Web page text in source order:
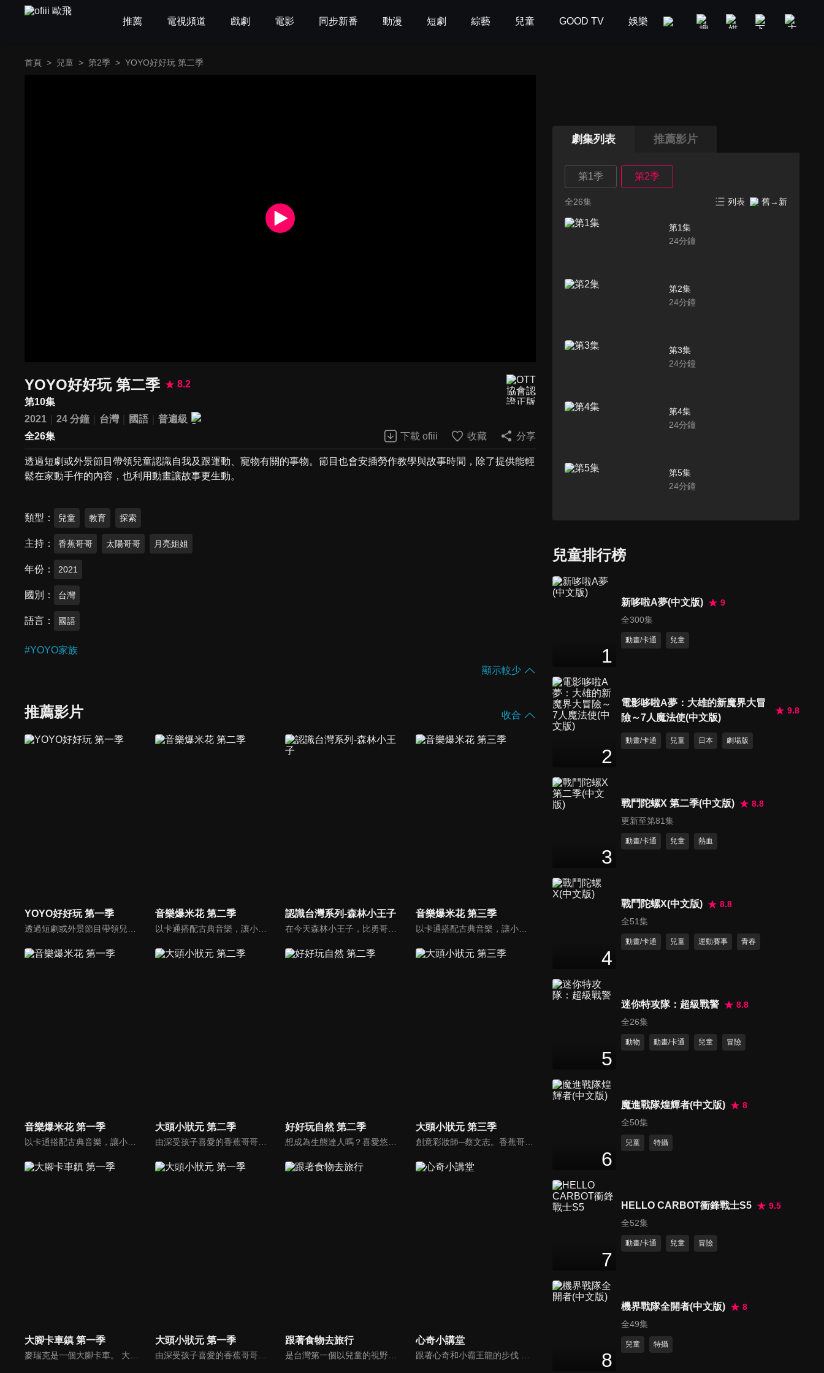
推薦 電視頻道 戲劇 電影 同步新番 動漫 短劇 綜藝 兒童 GOOD TV 娛樂 美食旅遊 新聞政論
首頁 > 兒童 > 第2季 > YOYO好好玩 第二季
YOYO好好玩 第二季
8.2
第10集
2021
24 分鐘 台灣 國語
普遍級
全26集
下載 ofiii 收藏 分享
透過短劇或外景節目帶領兒童認識自我及跟運動、寵物有關的事物。節目也會安插勞作教學與故事時間，除了提供能輕
鬆在家動手作的內容，也利用動畫讓故事更生動。
類型 兒童 教育 探索
主持 香蕉哥哥 太陽哥哥 月亮姐姐
年份 2021
國別 台灣
語言 國語
#YOYO家族
顯示較少
推薦影片 收合
YOYO好好玩 第一季 音樂爆米花 第二季
以卡通搭配古典音樂，讓小朋友感受古典音樂的故事與氛圍，進而促進對於古典音樂的愛好與欣賞。樂器認識：由西瓜哥哥與草莓姊姊帶小朋友認識不同樂器的形狀與樂聲。
認識台灣系列-森林小王子 音樂爆米花 第三季
以卡通搭配古典音樂，讓小朋友感受古典音樂的故事與氛圍，進而促進對於古典音樂的愛好與欣賞。樂器認識：由西瓜哥哥與草莓姊姊帶小朋友認識不同樂器的形狀與樂聲。
音樂爆米花 第一季 大頭小狀元 第二季
由深受孩子喜愛的香蕉哥哥林掄元遍訪全台，帶領小朋友認識台灣各地的技藝達人，介紹日常生活中息息相關的行業。
好好玩自然 第二季 大頭小狀元 第三季
創意彩妝師─蔡文志。香蕉哥哥扮演成一個老婆婆，大頭嚇了一跳，於是香蕉哥哥介紹了化妝師─Tommy給大頭認識。Tommy帶香蕉哥哥、大頭一起參觀Tommy幫學生上課的情形，Tommy和香蕉哥哥舉行創意彩妝PK賽。
大腳卡車鎮 第一季
麥瑞克是一個大腳卡車。 大腳卡車城的居民們都可以尋求他的説明。 但是，他幾乎沒法一個人解決所有的問題。 幸運的是，他有很多朋友會説明他！ 大腳卡車們在這個豐富的卡車城裡過著幸福的生活，這裡也經常有一些讓人激動的事情發生。
大頭小狀元 第一季
由深受孩子喜愛的香蕉哥哥林掄元遍訪全台，帶領小朋友認識台灣各地的技藝達人，介紹日常生活中息息相關的行業。
跟著食物去旅行
是台灣第一個以兒童的視野，帶領大家到食材的產地，了解食材生長的過程，以及農夫種植、養殖的辛苦，深具教育意義節目。透過長達三個月至半年的產地體驗，從一顆種子變成一桌子的菜，讓孩子更能深刻體會到生命的歷程，對食物營養、食品安全的認識，以及食文化的傳承、與環境的調和、對食物的感恩之心。
心奇小講堂
跟著心奇和小霸王龍的步伐 ，一起遊戲、 一起成長、 一起學習。
劇集列表 推薦影片
第1季 第2季
全26集 列表 舊→新
第1集
24分鐘
第2集
24分鐘
第3集
24分鐘
第4集
24分鐘
第5集
24分鐘
第7集
23 分鐘
第10集
第14集
第15集
24分鐘
24分鐘
第20集
兒童排行榜
1
新哆啦A夢(中文版)
9
全300集
動畫/卡通 兒童
2
電影哆啦A夢：大雄的新魔界大冒
險～7人魔法使(中文版)
9.8
動畫/卡通 兒童 日本 劇場版
3
戰鬥陀螺X 第二季(中文版)
8.8
更新至第81集
動畫/卡通 兒童 熱血
4
戰鬥陀螺X(中文版)
8.8
全51集
動畫/卡通 兒童 運動賽事 青春
5
迷你特攻隊：超級戰警
8.8
全26集
動物 動畫/卡通 兒童 冒險
6
魔進戰隊煌輝者(中文版)
8
全50集
兒童 特攝
7
HELLO CARBOT衝鋒戰士S5
9.5
全52集
動畫/卡通 兒童 冒險
8
機界戰隊全開者(中文版)
8
全49集
兒童 特攝